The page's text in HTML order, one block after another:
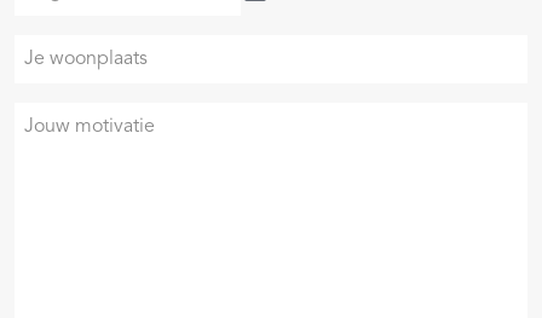
geboortedatum
Je
woonplaats
Je